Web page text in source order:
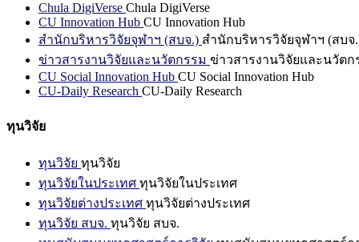
Chula DigiVerse Chula DigiVerse
CU Innovation Hub CU Innovation Hub
สำนักบริหารวิจัยจุฬาฯ (สบจ.) สำนักบริหารวิจัยจุฬาฯ (สบจ
ข่าวสารงานวิจัยและนวัตกรรม ข่าวสารงานวิจัยและนวัตก
CU Social Innovation Hub CU Social Innovation Hub
CU-Daily Research CU-Daily Research
ทุนวิจัย
ทุนวิจัย ทุนวิจัย
ทุนวิจัยในประเทศ ทุนวิจัยในประเทศ
ทุนวิจัยต่างประเทศ ทุนวิจัยต่างประเทศ
ทุนวิจัย สบจ. ทุนวิจัย สบจ.